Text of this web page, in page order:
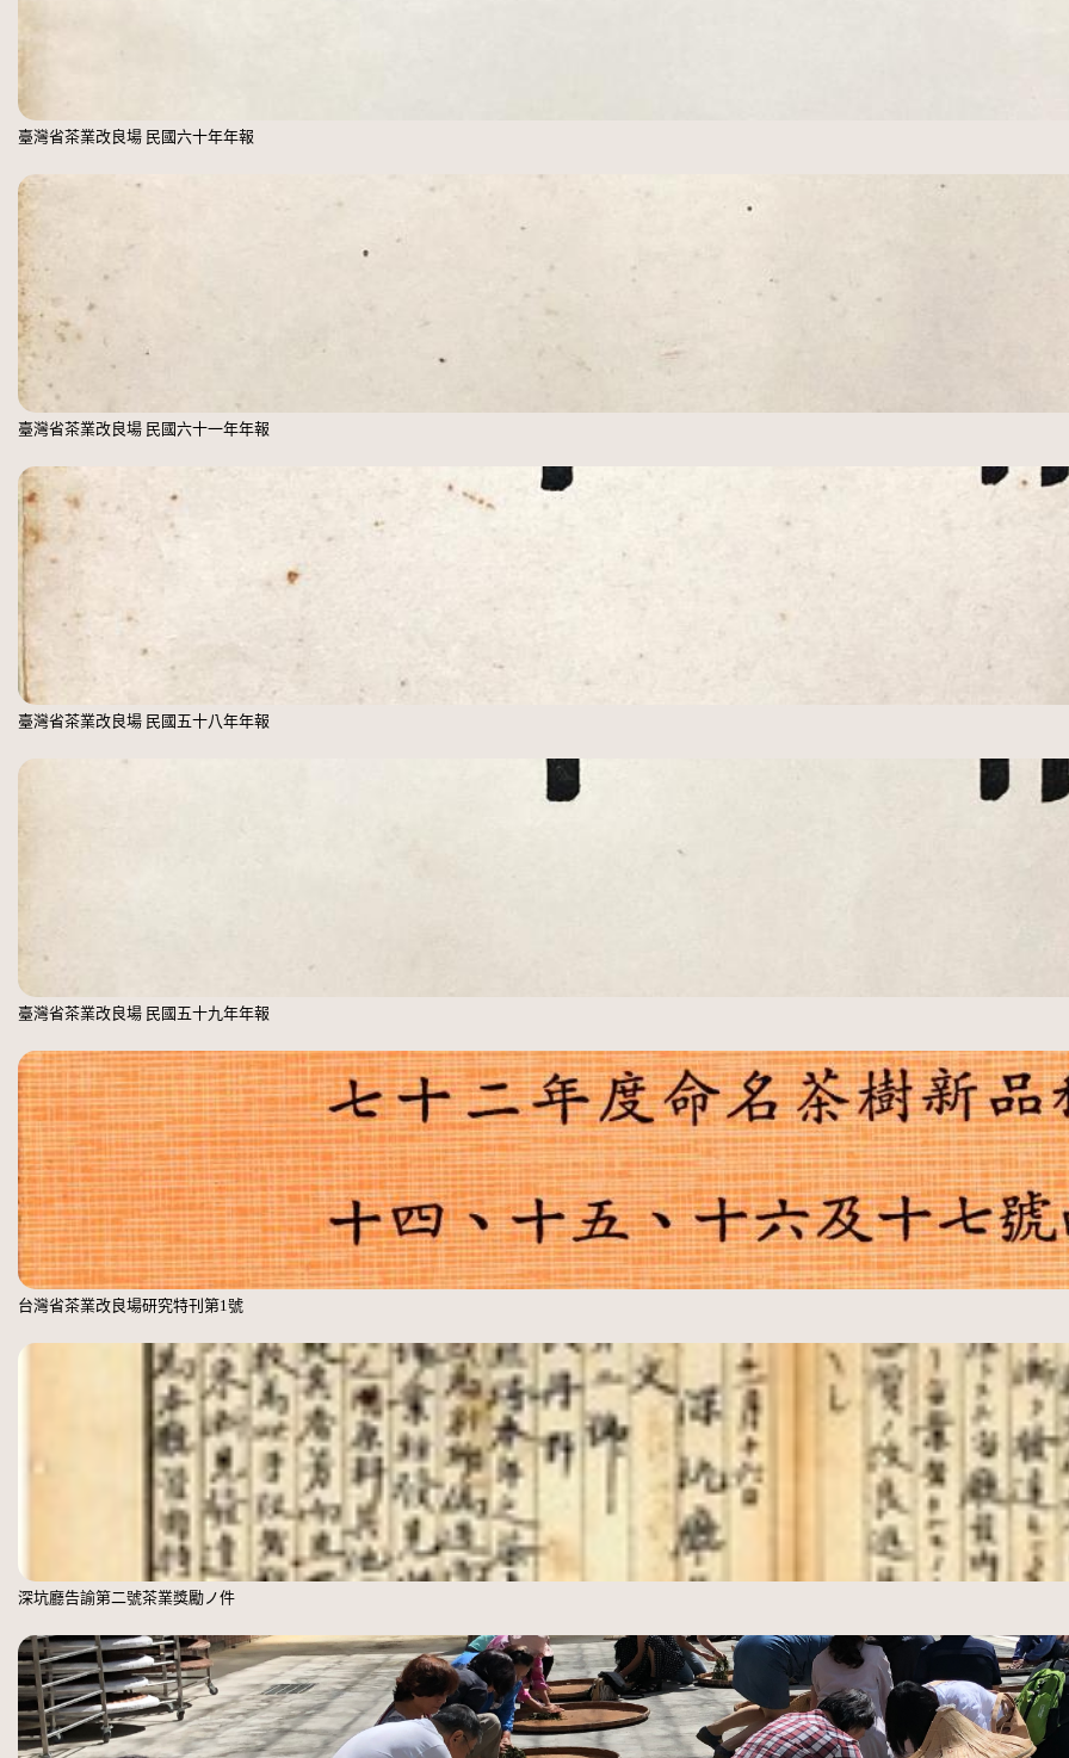
臺灣省茶業改良場 民國六十年年報
臺灣省茶業改良場 民國六十一年年報
臺灣省茶業改良場 民國五十八年年報
臺灣省茶業改良場 民國五十九年年報
台灣省茶業改良場研究特刊第1號
深坑廳告諭第二號茶業獎勵ノ件